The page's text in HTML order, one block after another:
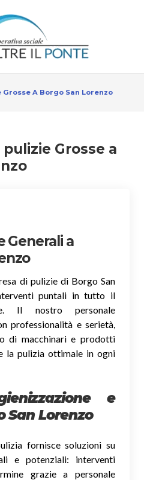
Grosse A Borgo San Lorenzo
Grosse a
Generali a
di pulizie di Borgo San
puntali in tutto il
Il nostro personale
professionalità e serietà,
di macchinari e prodotti
la pulizia ottimale in ogni
e
San Lorenzo
fornisce soluzioni su
e potenziali: interventi
grazie a personale